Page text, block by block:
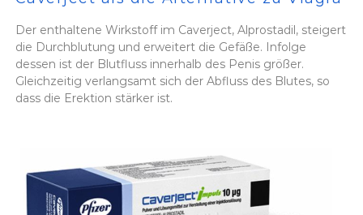
Der enthaltene Wirkstoff im Caverject, Alprostadil, steigert
die Durchblutung und erweitert die Gefäße. Infolge
dessen ist der Blutfluss innerhalb des Penis größer.
Gleichzeitig verlangsamt sich der Abfluss des Blutes, so
dass die Erektion stärker ist.